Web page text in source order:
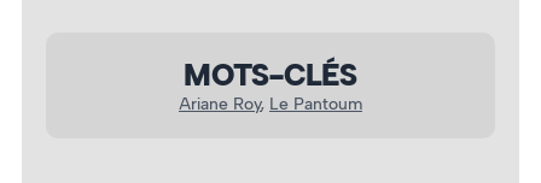
MOTS-CLÉS
Ariane Roy, Le Pantoum